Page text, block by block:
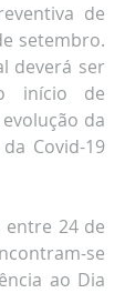
de
setembro.
deverá ser
início de
da
Covid-19
entre 24 de
se
ao Dia